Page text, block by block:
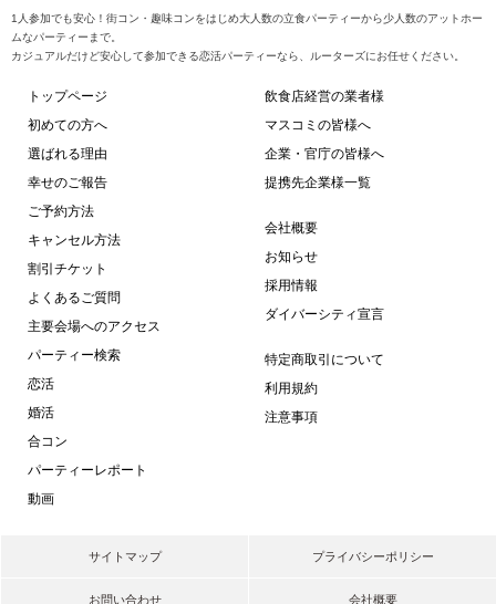
1人参加でも安心！街コン・趣味コンをはじめ大人数の立食パーティーから少人数のアットホー
ムなパーティーまで。
カジュアルだけど安心して参加できる恋活パーティーなら、ルーターズにお任せください。
トップページ
初めての方へ
選ばれる理由
幸せのご報告
ご予約方法
キャンセル方法
割引チケット
よくあるご質問
主要会場へのアクセス
パーティー検索
恋活
婚活
合コン
パーティーレポート
動画
飲食店経営の業者様
マスコミの皆様へ
企業・官庁の皆様へ
提携先企業様一覧
会社概要
お知らせ
採用情報
ダイバーシティ宣言
特定商取引について
利用規約
注意事項
サイトマップ プライバシーポリシー
お問い合わせ 会社概要